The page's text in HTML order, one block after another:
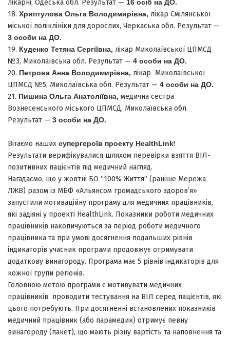
лікарні, Одеська обл. Результат — 16 осіб на ДО.
18. Хриптулова Ольга Володимирівна, лікар Смілянської
міської поліклініки для дорослих, Черкаська обл. Результат —
3 особи на ДО.
19. Куденко Тетяна Сергіївна, лікар Миколаївської ЦПМСД
№3, Миколаївська обл. Результат — 4 особи на ДО.
20. Петрова Анна Володимирівна, лікар Миколаївської
ЦПМСД №5, Миколаївська обл. Результат — 4 особи на ДО.
21. Пишина Ольга Анатоліївна, медична сестра
Вознесенського міського ЦПМСД, Миколаївська обл.
Результат — 3 особи на ДО.
Вітаємо наших супергероїв проекту HealthLink!
Результати верифікувалися шляхом перевірки взяття ВІЛ-
позитивних пацієнтів під медичний нагляд.
Нагадаємо, що у жовтні БО “100% Життя” (раніше Мережа
ЛЖВ) разом із МБФ «Альянсом громадського здоров’я»
запустили мотиваційну програму для медичних працівників,
які задіяні у проекті HealthLink. Показники роботи медичних
працівників накопичуються за період роботи медичного
працівника та при умові досягнення подальших рівнів
індикаторів учасник програми продовжує отримувати
додаткову винагороду. Програма має 5 рівнів індикаторів для
кожної групи регіонів.
Головною метою програми є мотивувати медичних
працівників проводити тестування на ВІЛ серед пацієнтів, які
цього потребують. При досягненні встановлених показників
медичний працівник (або парамедик) отримує певну
винагороду (пакет), що мають різну вартість та наповнення та